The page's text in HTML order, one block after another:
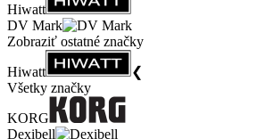
Hiwatt
DV Mark
Zobraziť ostatné značky
Hiwatt
❮
Všetky značky
KORG
Dexibell